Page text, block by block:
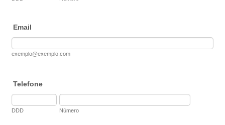
Email
exemplo@exemplo.com
Telefone
DDD Número